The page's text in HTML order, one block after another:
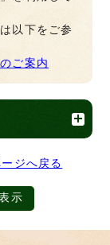
以下をご参
ご案内
ージへ戻る
示